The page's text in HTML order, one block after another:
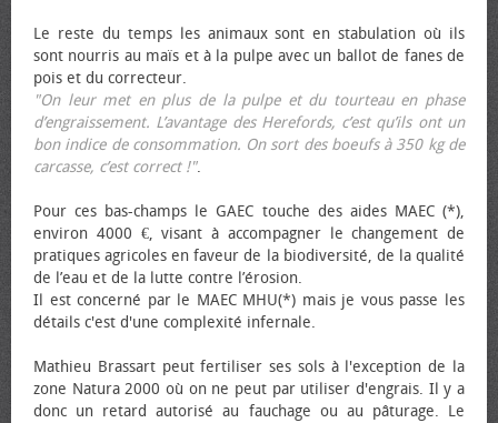
Le reste du temps les animaux sont en stabulation où ils
sont nourris au maïs et à la pulpe avec un ballot de fanes de
pois et du correcteur.
"On leur met en plus de la pulpe et du tourteau en phase
d’engraissement. L’avantage des Herefords, c’est qu’ils ont un
bon indice de consommation. On sort des bœufs à 350 kg de
carcasse, c’est correct !".
Pour ces bas-champs le GAEC touche des aides MAEC (*),
environ 4000 €, visant à accompagner le changement de
pratiques agricoles en faveur de la biodiversité, de la qualité
de l’eau et de la lutte contre l’érosion.
Il est concerné par le MAEC MHU(*) mais je vous passe les
détails c'est d'une complexité infernale.
Mathieu Brassart peut fertiliser ses sols à l'exception de la
zone Natura 2000 où on ne peut par utiliser d'engrais. Il y a
donc un retard autorisé au fauchage ou au pâturage. Le